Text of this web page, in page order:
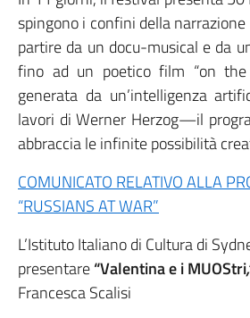
spingono i confini della
partire da un docu-musical e da
fino ad un poetico film “on the
generata da un’intelligenza
lavori di Werner Herzog—il
abbraccia le infinite possibilità
COMUNICATO RELATIVO ALLA
“RUSSIANS AT WAR”
L’Istituto Italiano di Cultura di
presentare“Valentina e i MUOStri
Francesca Scalisi